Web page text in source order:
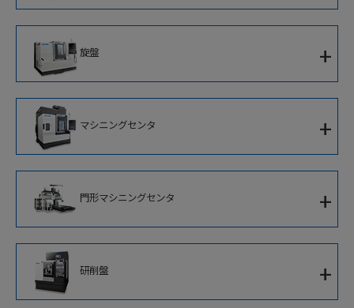
立形複合加工機
門形複合加工機
超複合加工機
旋盤 +
1サドルCNC旋盤
対向主軸ターニングセンタ
2サドルCNC旋盤
並行スピンドルCNC旋盤
立形CNC旋盤
アルミホイール加工専用機
マシニングセンタ +
立形マシニングセンタ
横形マシニングセンタ
門形マシニングセンタ +
5面加工門形マシニングセンタ
門形マシニングセンタ
研削盤 +